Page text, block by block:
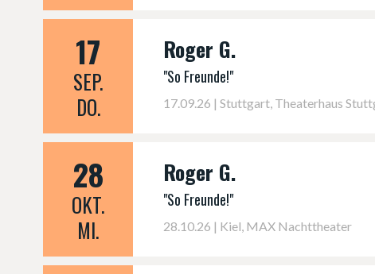
17
SEP.
DO.
Roger G.
"So Freunde!"
17.09.26 | Stuttgart, Theaterhaus
28
OKT.
MI.
Roger G.
"So Freunde!"
28.10.26 | Kiel, MAX Nachttheater